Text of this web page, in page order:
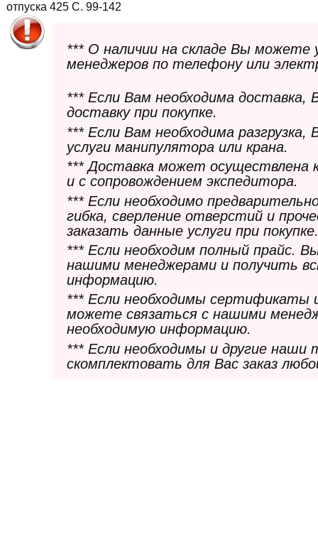
отпуска 425 С. 99-142
*** О наличии на складе Вы можете
менеджеров по телефону или
*** Если Вам необходима
доставку при покупке.
*** Если Вам необходима
услуги манипулятора или крана.
*** Доставка может осуществлена
и с сопровождением экспедитора.
*** Если необходимо
гибка, сверление отверстий и
заказать данные услуги при покупке.
*** Если необходим полный прайс.
нашими менеджерами и получить
информацию.
*** Если необходимы сертификаты
можете связаться с нашими
необходимую информацию.
*** Если необходимы и другие
скомплектовать для Вас заказ